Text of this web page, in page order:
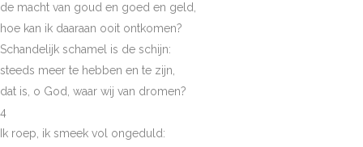
de macht van goud en goed en geld,
hoe kan ik daaraan ooit ontkomen?
Schandelijk schamel is de schijn:
steeds meer te hebben en te zijn,
dat is, o God, waar wij van dromen?
4
Ik roep, ik smeek vol ongeduld: